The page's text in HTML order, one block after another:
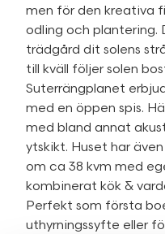
men för den kreativa
odling och plantering.
trädgård dit solens
till kväll följer solen
Suterrängplanet
med en öppen spis.
med bland annat
ytskikt. Huset har
om ca 38 kvm med
kombinerat kök &
Perfekt som första
uthyrningssyfte eller